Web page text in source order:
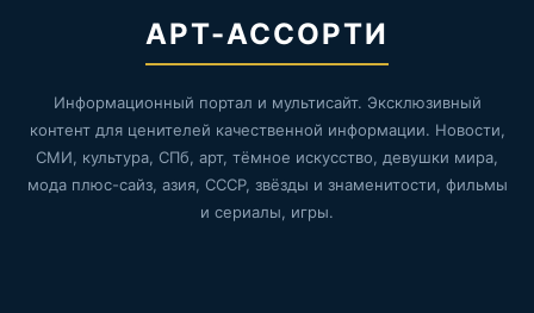
АРТ-АССОРТИ
Информационный портал и мультисайт. Эксклюзивный
контент для ценителей качественной информации. Новости,
СМИ, культура, СПб, арт, тёмное искусство, девушки мира,
мода плюс-сайз, азия, СССР, звёзды и знаменитости, фильмы
и сериалы, игры.